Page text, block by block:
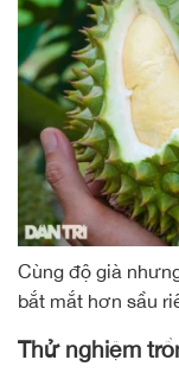
Cùng độ già
bắt mắt hơn sầu
Thử nghiệm